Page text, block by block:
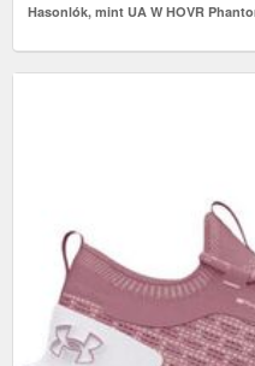
Hasonlók, mint UA W HOVR